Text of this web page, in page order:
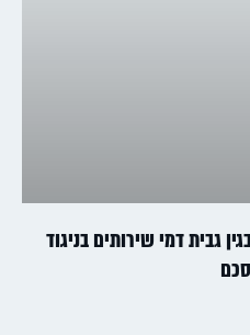
גבית דמי שירותים בניגוד